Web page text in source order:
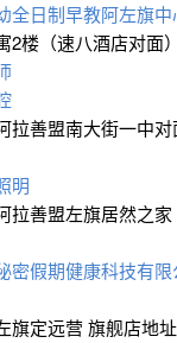
全日制早教阿左旗中
楼（速八酒店对面）
拉善盟南大街一中对
明
拉善盟左旗居然之家
密假期健康科技有
旗定远营 旗舰店地